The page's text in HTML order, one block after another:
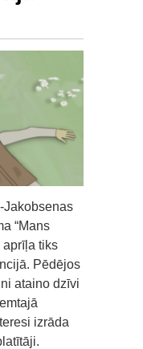
Jakobsenas
“Mans
aprīļa tiks
Pēdējos
ataino dzīvi
izrāda